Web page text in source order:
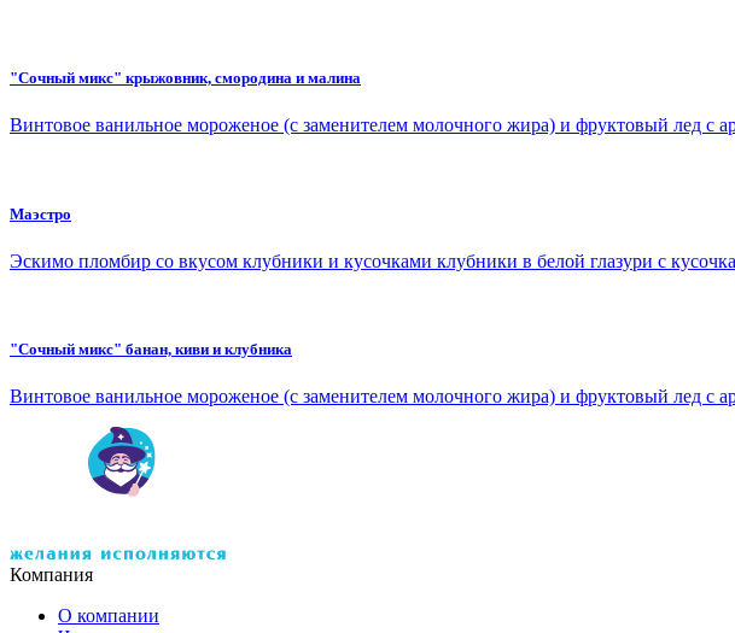
"Сочный микс" крыжовник, смородина и малина
Винтовое ванильное мороженое (с заменителем молочного жира) и фруктовый лед
Маэстро
Эскимо пломбир со вкусом клубники и кусочками клубники в белой глазури с
"Сочный микс" банан, киви и клубника
Винтовое ванильное мороженое (с заменителем молочного жира) и фруктовый лед с
Компания
О компании